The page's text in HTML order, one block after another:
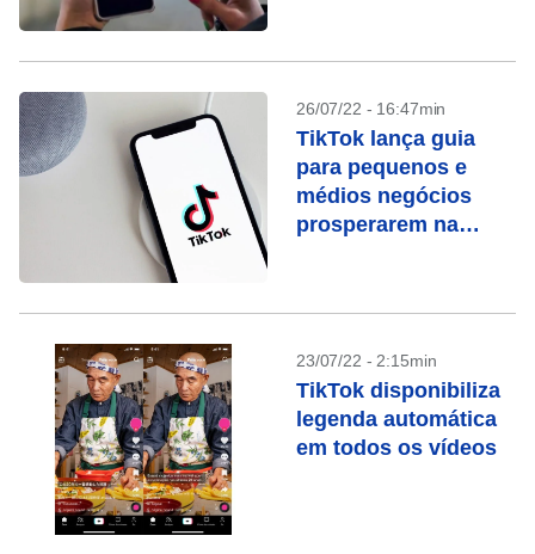
26/07/22 - 16:47min
TikTok lança guia
para pequenos e
médios negócios
prosperarem na
23/07/22 - 2:15min
TikTok disponibiliza
legenda automática
em todos os vídeos